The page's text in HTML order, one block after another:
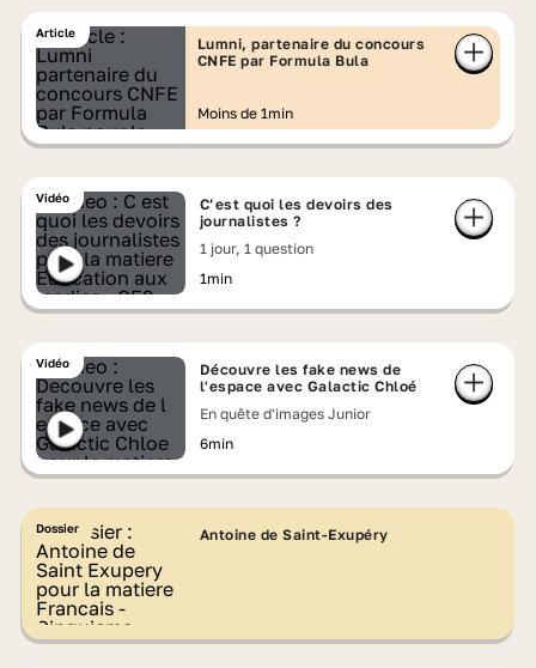
Article
Lumni, partenaire du concours
CNFE par Formula Bula
Moins de 1min
Vidéo
C’est quoi les devoirs des
journalistes ?
1 jour, 1 question
1min
Vidéo
Découvre les fake news de
l'espace avec Galactic Chloé
En quête d'images Junior
6min
Dossier Antoine de Saint-Exupéry